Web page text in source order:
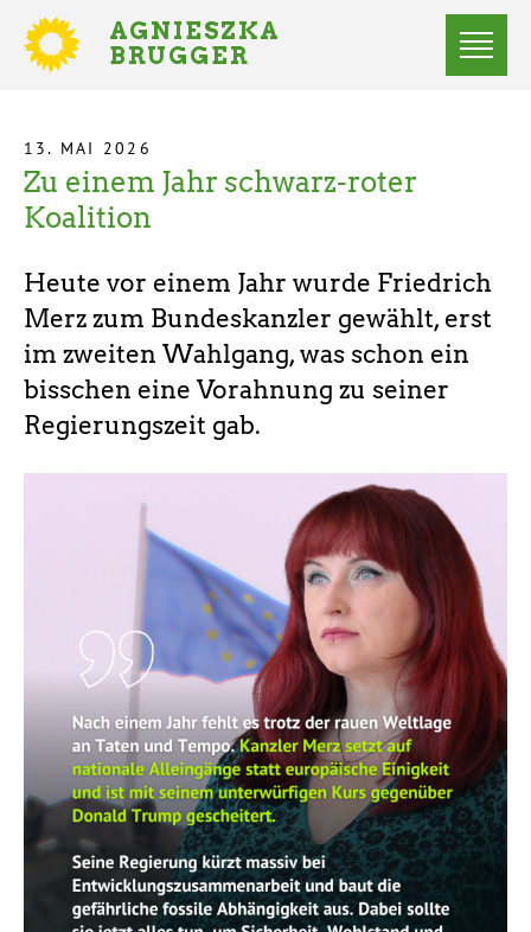
Direkt
zum
Inhalt
AGNIESZKA
BRUGGER
Pfadnavigation
Startseite
13. MAI 2026
Zu einem Jahr schwarz-roter
Koalition
Heute vor einem Jahr wurde Friedrich
Merz zum Bundeskanzler gewählt, erst
im zweiten Wahlgang, was schon ein
bisschen eine Vorahnung zu seiner
Regierungszeit gab.